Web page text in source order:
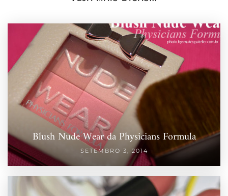
Blush Nude Wear da Physicians Formula
SETEMBRO 3, 2014